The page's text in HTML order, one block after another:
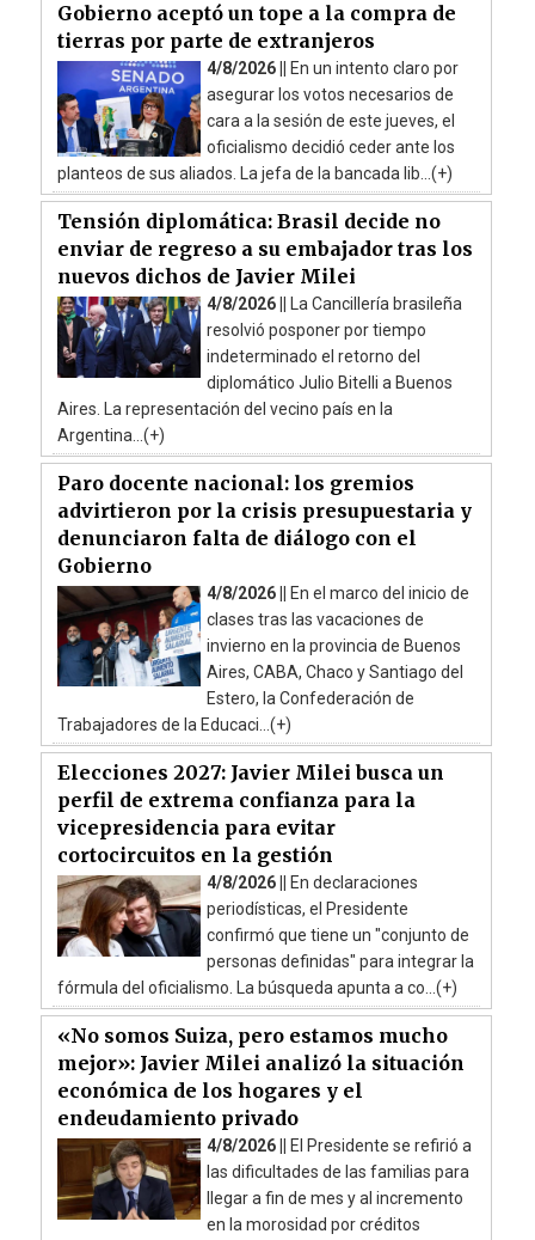
Gobierno aceptó un tope a la compra de
tierras por parte de extranjeros
4/8/2026 ||
En un intento claro por
asegurar los votos necesarios de
cara a la sesión de este jueves, el
oficialismo decidió ceder ante los
planteos de sus aliados. La jefa de la bancada lib...(+)
Tensión diplomática: Brasil decide no
enviar de regreso a su embajador tras los
nuevos dichos de Javier Milei
4/8/2026 ||
La Cancillería brasileña
resolvió posponer por tiempo
indeterminado el retorno del
diplomático Julio Bitelli a Buenos
Aires. La representación del vecino país en la
Argentina...(+)
Paro docente nacional: los gremios
advirtieron por la crisis presupuestaria y
denunciaron falta de diálogo con el
Gobierno
4/8/2026 ||
En el marco del inicio de
clases tras las vacaciones de
invierno en la provincia de Buenos
Aires, CABA, Chaco y Santiago del
Estero, la Confederación de
Trabajadores de la Educaci...(+)
Elecciones 2027: Javier Milei busca un
perfil de extrema confianza para la
vicepresidencia para evitar
cortocircuitos en la gestión
4/8/2026 ||
En declaraciones
periodísticas, el Presidente
confirmó que tiene un "conjunto de
personas definidas" para integrar la
fórmula del oficialismo. La búsqueda apunta a co...(+)
«No somos Suiza, pero estamos mucho
mejor»: Javier Milei analizó la situación
económica de los hogares y el
endeudamiento privado
4/8/2026 ||
El Presidente se refirió a
las dificultades de las familias para
llegar a fin de mes y al incremento
en la morosidad por créditos